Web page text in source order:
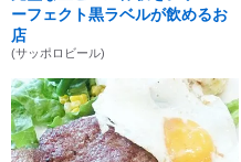
ーフェクト黒ラベルが飲めるお
店
(サッポロビール)